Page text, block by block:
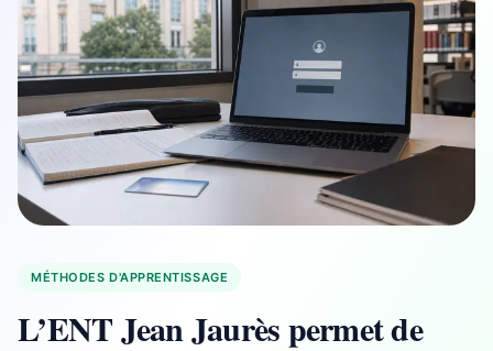
MÉTHODES D'APPRENTISSAGE
L’ENT Jean Jaurès permet de